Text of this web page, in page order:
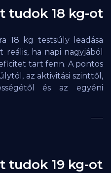
tudok 18 kg-ot
18 kg testsúly leadása
ha napi nagyjából
tart fenn. A pontos
az aktivitási szinttől,
és az egyéni
tudok 19 kg-ot